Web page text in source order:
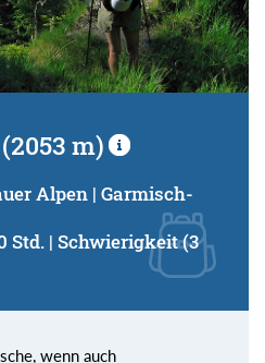
m)
Alpen | Garmisch-
Std. | Schwierigkeit (3
wenn auch